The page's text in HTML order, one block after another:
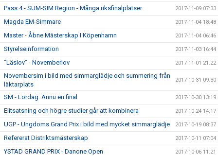
Pass 4 - SUM-SIM Region - Många riksfinalplatser 2017-11-09 07:33
Magda EM-Simmare 2017-11-04 18:48
Master - Åbne Mästerskap I Köpenhamn 2017-11-04 06:46
Styrelseinformation 2017-11-03 16:44
”Läslov” - Novemberlov 2017-11-01 21:22
Novembersim i bild med simmarglädje och summering från
läktarplats
2017-10-31 09:30
SM - Lördag: Ännu en final 2017-10-30 13:19
Elitsatsning och högre studier går att kombinera 2017-10-24 14:17
UGP - Ungdoms Grand Prix i bild med mycket simmarglädje 2017-10-19 08:37
Refererat Distriktsmästerskap 2017-10-11 07:04
YSTAD GRAND PRIX - Danone Open 2017-10-06 11:21